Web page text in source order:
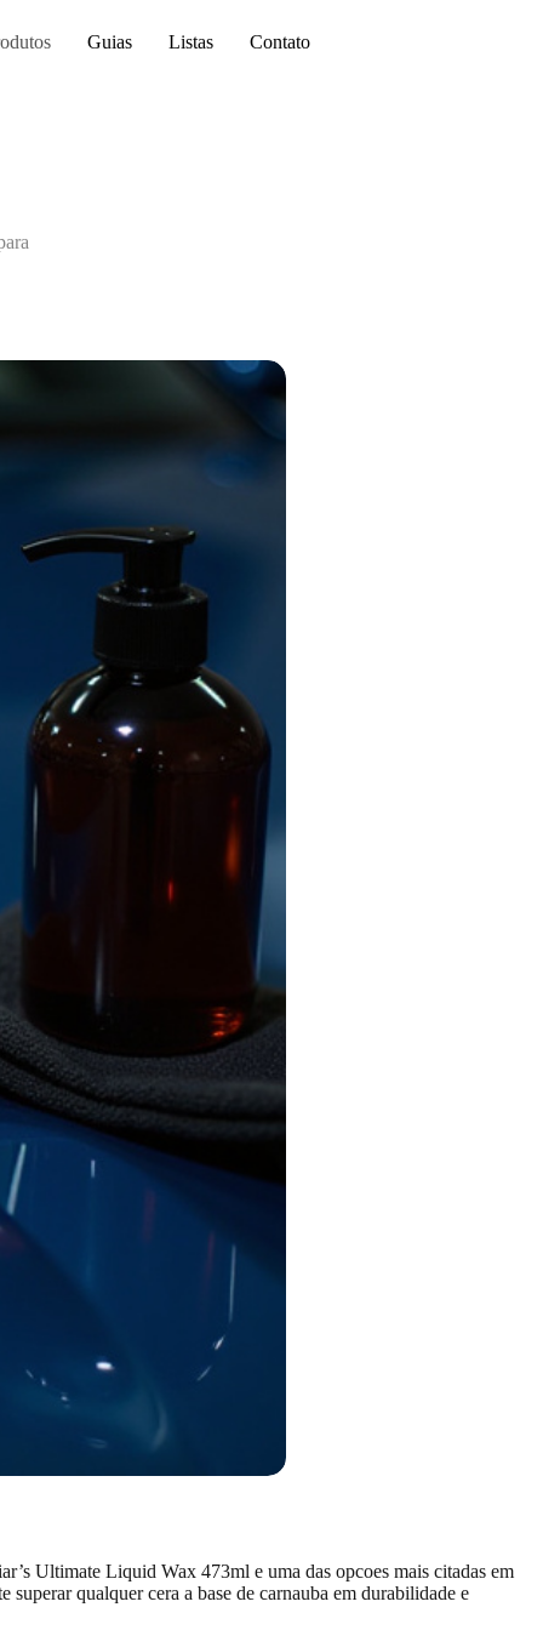
Guias Listas Contato
Ultimate Liquid Wax 473ml e uma das opcoes mais citadas em
qualquer cera a base de carnauba em durabilidade e